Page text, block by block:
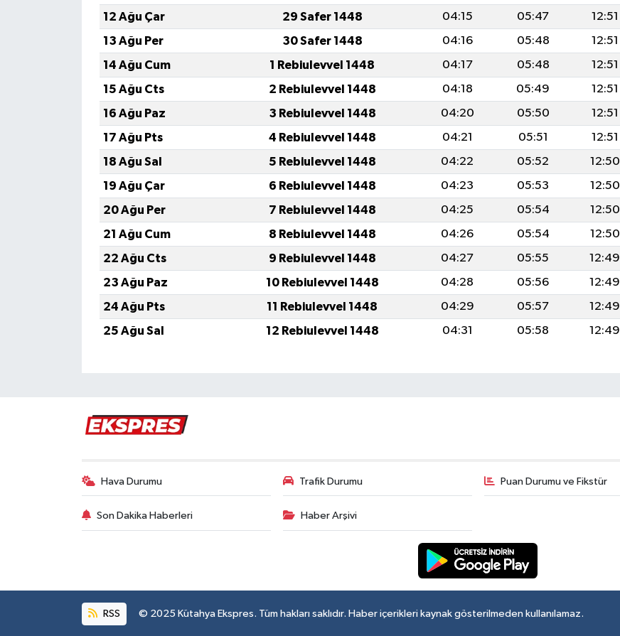
12 Ağu Çar
29 Safer 1448 04:15 05:47 12:51
13 Ağu Per
30 Safer 1448 04:16 05:48 12:51
14 Ağu Cum
1 Rebiulevvel 1448 04:17 05:48 12:51
15 Ağu Cts
2 Rebiulevvel 1448 04:18 05:49 12:51
16 Ağu Paz
3 Rebiulevvel 1448 04:20 05:50 12:51
17 Ağu Pts
4 Rebiulevvel 1448 04:21 05:51 12:51
18 Ağu Sal
5 Rebiulevvel 1448 04:22 05:52 12:50
19 Ağu Çar
6 Rebiulevvel 1448 04:23 05:53 12:50
20 Ağu Per
7 Rebiulevvel 1448 04:25 05:54 12:50
21 Ağu Cum
8 Rebiulevvel 1448 04:26 05:54 12:50
22 Ağu Cts
9 Rebiulevvel 1448 04:27 05:55 12:49
23 Ağu Paz
10 Rebiulevvel 1448 04:28 05:56 12:49
24 Ağu Pts
11 Rebiulevvel 1448 04:29 05:57 12:49
25 Ağu Sal
12 Rebiulevvel 1448 04:31 05:58 12:49
Hava Durumu Trafik Durumu Puan Durumu ve Fikstür
Son Dakika Haberleri Haber Arşivi
RSS © 2025 Kütahya Ekspres. Tüm hakları saklıdır. Haber içerikleri kaynak gösterilmeden kullanılamaz.
Rüya Tabirleri
Yemek Tarifleri